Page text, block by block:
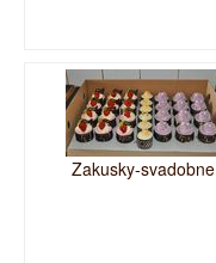
Zakusky-svadobne